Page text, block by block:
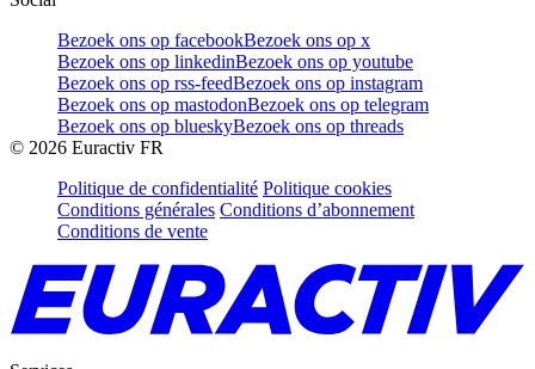
Bezoek ons op facebookBezoek ons op x
Bezoek ons op linkedinBezoek ons op youtube
Bezoek ons op rss-feedBezoek ons op instagram
Bezoek ons op mastodonBezoek ons op telegram
Bezoek ons op blueskyBezoek ons op threads
© 2026 Euractiv FR
Politique de confidentialité Politique cookies
Conditions générales Conditions d’abonnement
Conditions de vente